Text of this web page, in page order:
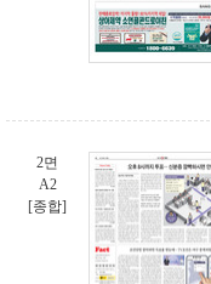
2면
A2
[종합]